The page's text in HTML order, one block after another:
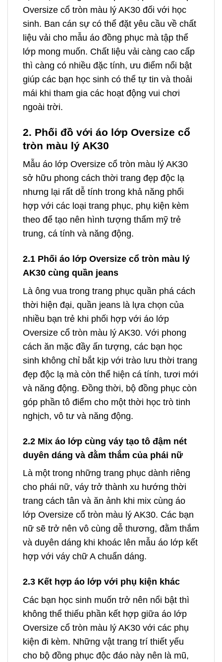
Oversize cổ tròn màu lý AK30 đối với học
sinh. Ban cán sự có thể đặt yêu cầu về chất
liệu vải cho mẫu áo đồng phục mà tập thể
lớp mong muốn. Chất liệu vải càng cao cấp
thì càng có nhiều đặc tính, ưu điểm nổi bật
giúp các bạn học sinh có thể tự tin và thoải
mái khi tham gia các hoạt động vui chơi
ngoài trời.
2. Phối đồ với áo lớp Oversize cổ
tròn màu lý AK30
Mẫu áo lớp Oversize cổ tròn màu lý AK30
sở hữu phong cách thời trang đẹp độc lạ
nhưng lại rất dễ tính trong khả năng phối
hợp với các loại trang phục, phụ kiện kèm
theo để tạo nên hình tượng thẩm mỹ trẻ
trung, cá tính và năng động.
2.1 Phối áo lớp Oversize cổ tròn màu lý
AK30 cùng quần jeans
Là ông vua trong trang phục quần phá cách
thời hiện đại, quần jeans là lựa chọn của
nhiều bạn trẻ khi phối hợp với áo lớp
Oversize cổ tròn màu lý AK30. Với phong
cách ăn mặc đầy ấn tượng, các bạn học
sinh không chỉ bắt kịp với trào lưu thời trang
đẹp độc lạ mà còn thể hiện cá tính, tươi mới
và năng động. Đồng thời, bộ đồng phục còn
góp phần tô điểm cho một thời học trò tinh
nghịch, vô tư và năng động.
2.2 Mix áo lớp cùng váy tạo tô đậm nét
duyên dáng và đằm thắm của phái nữ
Là một trong những trang phục dành riêng
cho phái nữ, váy trở thành xu hướng thời
trang cách tân và ăn ảnh khi mix cùng áo
lớp Oversize cổ tròn màu lý AK30. Các bạn
nữ sẽ trở nên vô cùng dễ thương, đằm thắm
và duyên dáng khi khoác lên mẫu áo lớp kết
hợp với váy chữ A chuẩn dáng.
2.3 Kết hợp áo lớp với phụ kiện khác
Các bạn học sinh muốn trở nên nổi bật thì
không thể thiếu phần kết hợp giữa áo lớp
Oversize cổ tròn màu lý AK30 với các phụ
kiện đi kèm. Những vật trang trí thiết yếu
cho bộ đồng phục độc đáo này nên là mũ,